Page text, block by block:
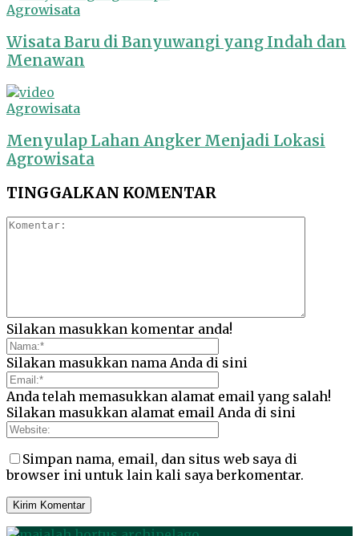
Agrowisata
Wisata Baru di Banyuwangi yang Indah dan
Menawan
Agrowisata
Menyulap Lahan Angker Menjadi Lokasi
Agrowisata
TINGGALKAN KOMENTAR
Silakan masukkan komentar anda!
Silakan masukkan nama Anda di sini
Anda telah memasukkan alamat email yang salah!
Silakan masukkan alamat email Anda di sini
Simpan nama, email, dan situs web saya di
browser ini untuk lain kali saya berkomentar.